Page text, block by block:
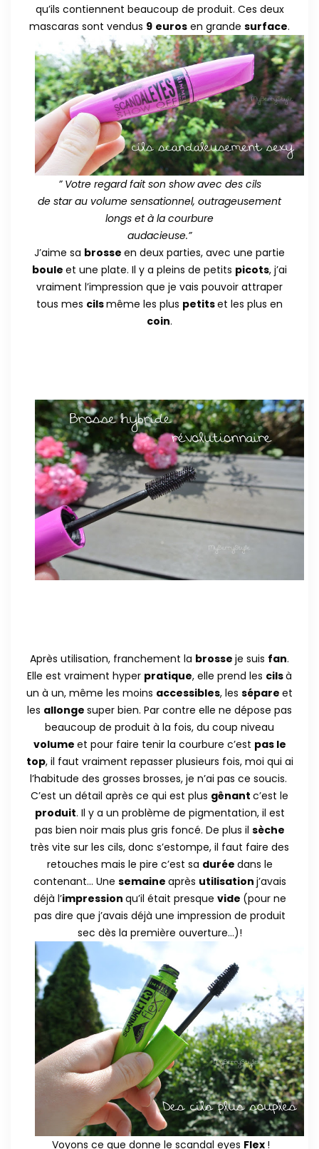
qu’ils contiennent beaucoup de produit. Ces deux
mascaras sont vendus 9 euros en grande surface.
” Votre regard fait son show avec des cils
de star au volume sensationnel, outrageusement
longs et à la courbure
audacieuse.”
J’aime sa brosse en deux parties, avec une partie
boule et une plate. Il y a pleins de petits picots, j’ai
vraiment l’impression que je vais pouvoir attraper
tous mes cilsmême les plus petitset les plus en
coin.
Après utilisation, franchement la brosse je suis fan.
Elle est vraiment hyper pratique, elle prend les cilsà
un à un, même les moins accessibles, les sépare et
les allonge super bien. Par contre elle ne dépose pas
beaucoup de produit à la fois, du coup niveau
volume et pour faire tenir la courbure c’est pas le
top, il faut vraiment repasser plusieurs fois, moi qui ai
l’habitude des grosses brosses, je n’ai pas ce soucis.
C’est un détail après ce qui est plus gênant c’est le
produit. Il y a un problème de pigmentation, il est
pas bien noir mais plus gris foncé. De plus il sèche
très vite sur les cils, donc s’estompe, il faut faire des
retouches mais le pire c’est sa durée dans le
contenant… Une semaine après utilisation j’avais
déjà l’impression qu’il était presque vide (pour ne
pas dire que j’avais déjà une impression de produit
sec dès la première ouverture…)!
Voyons ce que donne le scandal eyes Flex !